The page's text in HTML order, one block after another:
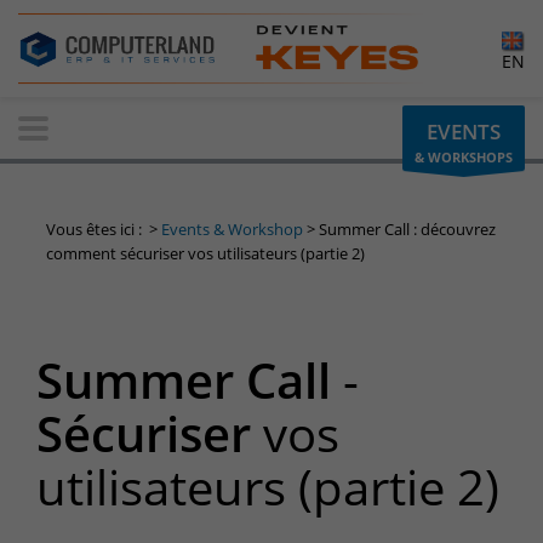
Contactez-nous
Demande d'informations
N'hésitez pas à nous contacter
info-cpld@keyes.eu
Luxembourg
+352 26 59 06 86
info-cpld@keyes.eu
Espace Clients
EN
EVENTS
& WORKSHOPS
Vous êtes ici : > Events & Workshop > Summer Call : découvrez
comment sécuriser vos utilisateurs (partie 2)
Summer Call -
Sécuriservos
utilisateurs (partie 2)